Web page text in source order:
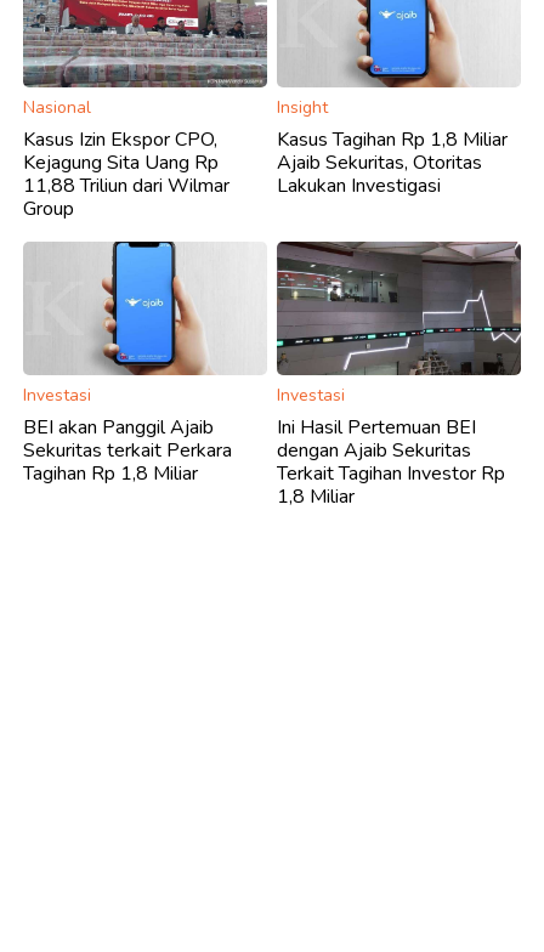
Nasional
Kasus Izin Ekspor CPO,
Kejagung Sita Uang Rp
11,88 Triliun dari Wilmar
Group
Insight
Kasus Tagihan Rp 1,8 Miliar
Ajaib Sekuritas, Otoritas
Lakukan Investigasi
Investasi
BEI akan Panggil Ajaib
Sekuritas terkait Perkara
Tagihan Rp 1,8 Miliar
Investasi
Ini Hasil Pertemuan BEI
dengan Ajaib Sekuritas
Terkait Tagihan Investor Rp
1,8 Miliar